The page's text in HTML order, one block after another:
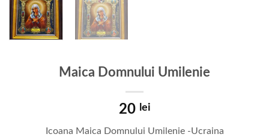
Maica Domnului Umilenie
20 lei
Icoana Maica Domnului Umilenie -Ucraina